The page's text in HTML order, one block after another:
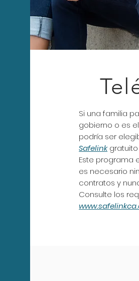
Si una familia
gobierno o es
podría ser
Safelinkgratuito
Este programa
es necesario
contratos y
Consulte los